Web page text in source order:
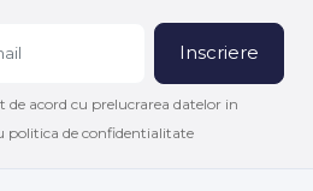
Inscriere
de acord cu prelucrarea datelor in
politica de confidentialitate